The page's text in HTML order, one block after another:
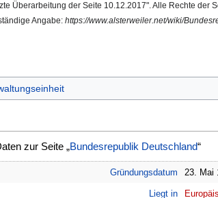
Überarbeitung der Seite 10.12.2017". Alle Rechte der
Angabe: https://www.alsterweiler.net/wiki/
zur Seite „Bundesrepublik Deutschland“
Gründungsdatum 23. Mai
Liegt in